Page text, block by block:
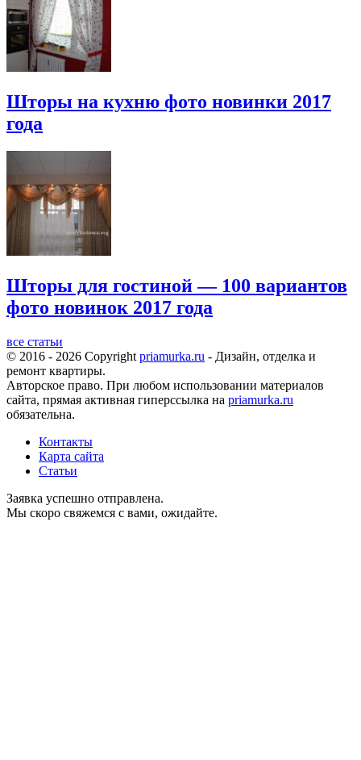
Шторы на кухню фото новинки 2017
года
Шторы для гостиной — 100 вариантов
фото новинок 2017 года
все статьи
© 2016 - 2026 Copyright priamurka.ru - Дизайн, отделка и
ремонт квартиры.
Авторское право. При любом использовании материалов
сайта, прямая активная гиперссылка на priamurka.ru
обязательна.
Контакты
Карта сайта
Статьи
Заявка успешно отправлена.
Мы скоро свяжемся с вами, ожидайте.